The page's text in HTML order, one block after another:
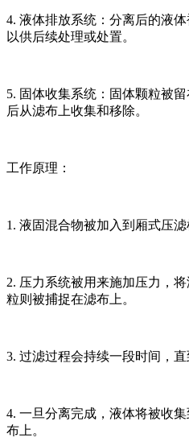
4. 液体排放系统：分离后的液
以供后续处理或处置。
5. 固体收集系统：固体颗粒被
后从滤布上收集和移除。
工作原理：
1. 液固混合物被加入到厢式压滤
2. 压力系统被用来施加压力，
粒则被捕捉在滤布上。
3. 过滤过程会持续一段时间，直
4. 一旦分离完成，液体将被收
布上。